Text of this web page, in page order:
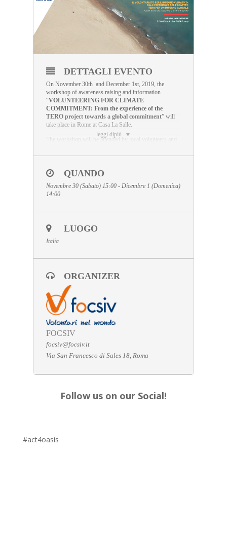
leggi dipiù
DETTAGLI EVENTO
On November 30th and December 1st, 2019, the
workshop of awareness raising and information
“VOLUNTEERING FOR CLIMATE
COMMITMENT: From the experience of the
TERO project towards a global commitment” will
take place in Rome at Casa La Salle.
The workshop will be attended by local volunteers and
environmental activities. It will be an opportunity to
the global climate challenges.
This event, coordinated by FOCSIV, takes place within
the framework of the dissemination events of the TERO
young people and organisations about climate change in
QUANDO
Novembre 30 (Sabato) 15:00 - Dicembre 1 (Domenica)
14:00
LUOGO
Italia
ORGANIZER
FOCSIV
focsiv@focsiv.it
Via San Francesco di Sales 18, Roma
Follow us on our Social!
#act4oasis